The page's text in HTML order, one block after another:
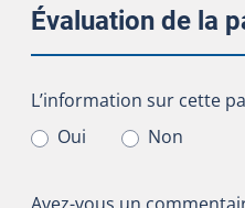
Évaluation de la
L’information sur cette
L’information sur cette
Oui
Non
Avez-vous un